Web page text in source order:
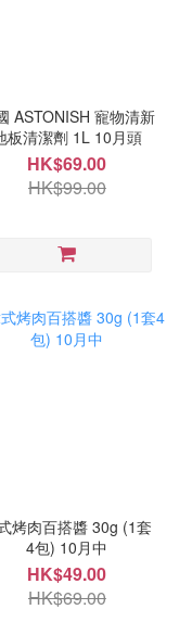
ASTONISH 寵物清新
板清潔劑 1L 10月頭
HK$69.00
HK$99.00
烤肉百搭醬 30g (1套
4包) 10月中
HK$49.00
HK$69.00